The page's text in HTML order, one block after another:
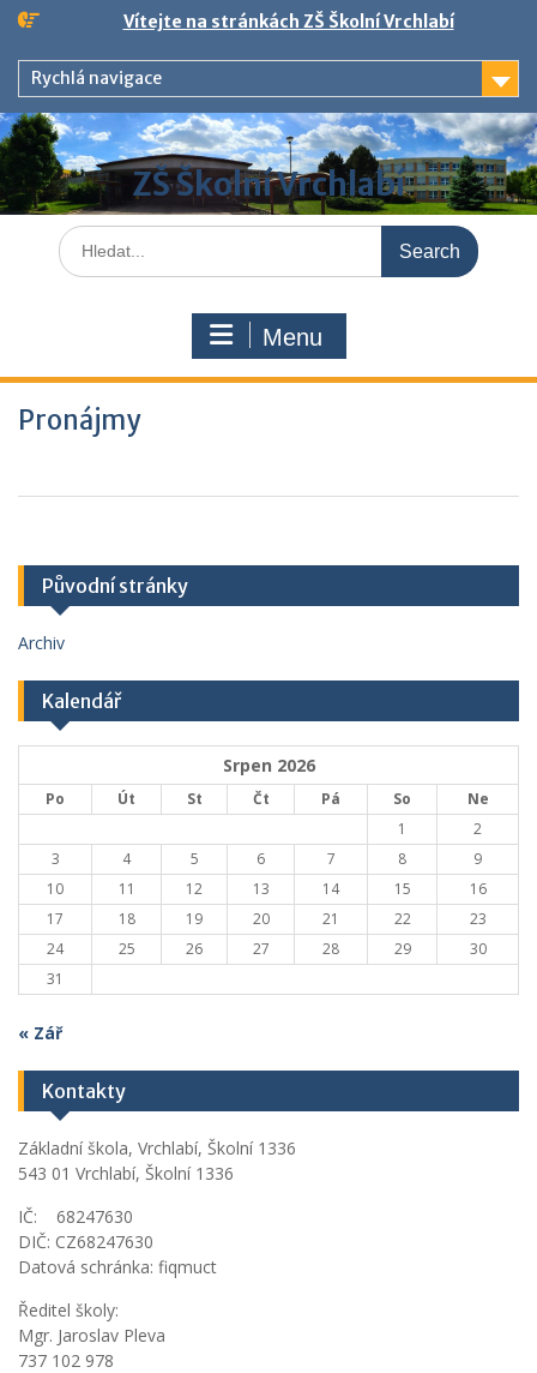
Skip
content
Vítejte na stránkách ZŠ Školní Vrchlabí
Rychlá navigace
ZŠ Školní Vrchlabí
Search
for:
Menu
Pronájmy
Původní stránky
Archiv
Kalendář
Srpen 2026
Po Út St Čt Pá So
Ne
1
2
3
4 5 6 7 8
9
10
11 12 13 14 15
16
17
18 19 20 21 22
23
24
25 26 27 28 29
30
31
« Zář
Kontakty
Základní škola, Vrchlabí, Školní 1336
543 01 Vrchlabí, Školní 1336
IČ: 68247630
DIČ: CZ68247630
Datová schránka: fiqmuct
Ředitel školy:
Mgr. Jaroslav Pleva
737 102 978